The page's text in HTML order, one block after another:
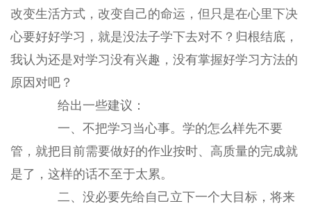
改变生活方式，改变自己的命运，但只是在心里下决
心要好好学习，就是没法子学下去对不？归根结底，
我认为还是对学习没有兴趣，没有掌握好学习方法的
原因对吧？
给出一些建议：
一、不把学习当心事。学的怎么样先不要
管，就把目前需要做好的作业按时、高质量的完成就
是了，这样的话不至于太累。
二、没必要先给自己立下一个大目标，将来